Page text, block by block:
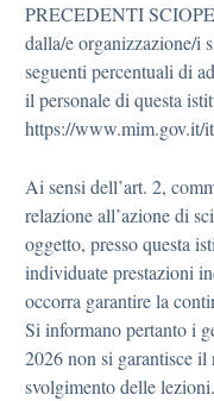
PRECEDENTI
dalla/e organizzazione/i
seguenti percentuali di
il personale di questa
https://www.mim.gov.it/
Ai sensi dell’art. 2,
relazione all’azione di
oggetto, presso questa
individuate prestazioni
occorra garantire la
Si informano pertanto i
2026 non si garantisce il
svolgimento delle